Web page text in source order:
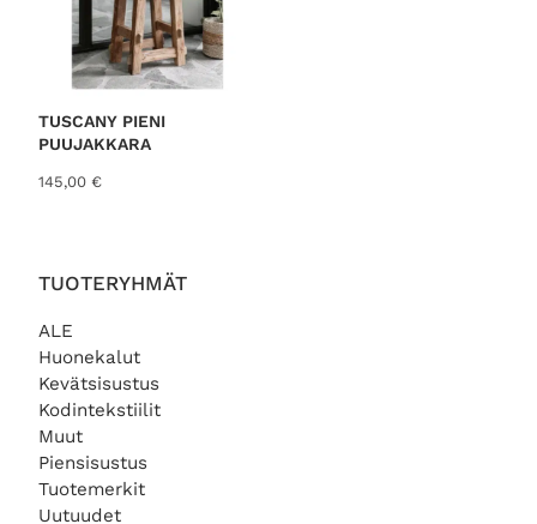
TUOTERYHMÄT
ALE
Huonekalut
Kevätsisustus
Kodintekstiilit
Muut
Piensisustus
Tuotemerkit
Uutuudet
TUSCANY PIENI
PUUJAKKARA
145,00 €